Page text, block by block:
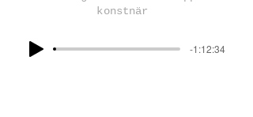
konstnär
-1:12:34